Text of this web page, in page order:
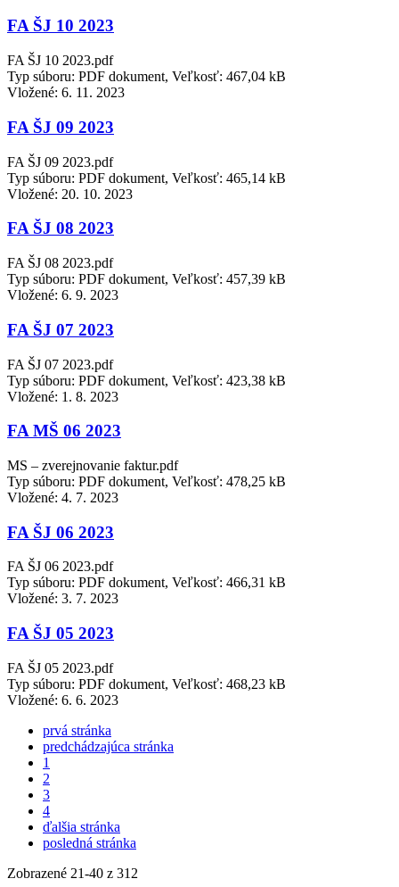
FA ŠJ 10 2023
FA ŠJ 10 2023.pdf
Typ súboru: PDF dokument, Veľkosť: 467,04 kB
Vložené: 6. 11. 2023
FA ŠJ 09 2023
FA ŠJ 09 2023.pdf
Typ súboru: PDF dokument, Veľkosť: 465,14 kB
Vložené: 20. 10. 2023
FA ŠJ 08 2023
FA ŠJ 08 2023.pdf
Typ súboru: PDF dokument, Veľkosť: 457,39 kB
Vložené: 6. 9. 2023
FA ŠJ 07 2023
FA ŠJ 07 2023.pdf
Typ súboru: PDF dokument, Veľkosť: 423,38 kB
Vložené: 1. 8. 2023
FA MŠ 06 2023
MS – zverejnovanie faktur.pdf
Typ súboru: PDF dokument, Veľkosť: 478,25 kB
Vložené: 4. 7. 2023
FA ŠJ 06 2023
FA ŠJ 06 2023.pdf
Typ súboru: PDF dokument, Veľkosť: 466,31 kB
Vložené: 3. 7. 2023
FA ŠJ 05 2023
FA ŠJ 05 2023.pdf
Typ súboru: PDF dokument, Veľkosť: 468,23 kB
Vložené: 6. 6. 2023
prvá stránka
predchádzajúca stránka
1
2
3
4
ďalšia stránka
posledná stránka
Zobrazené 21-40 z 312